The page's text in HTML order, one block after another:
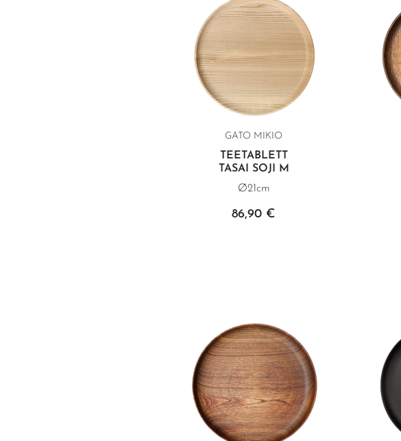
GATO MIKIO
TEETABLETT
TASAI SOJI M
Ø21cm
86,90 €